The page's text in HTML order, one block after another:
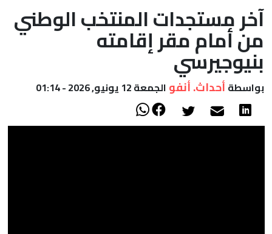
أعمدة
الصحراء
آخر مستجدات المنتخب الوطني
من أمام مقر إقامته
بنيوجيرسي
بواسطة أحداث. أنفو الجمعة 12 يونيو, 2026 - 01:14